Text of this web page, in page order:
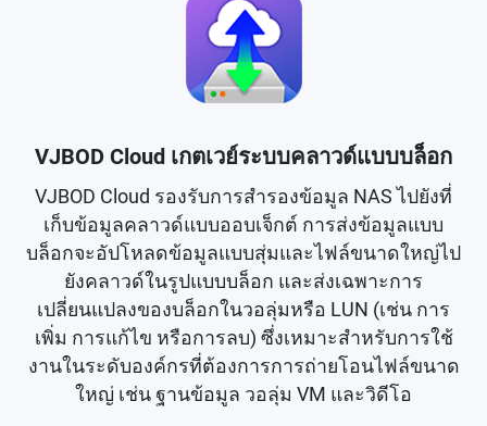
VJBOD Cloud เกตเวย์ระบบคลาวด์แบบบล็อก
VJBOD Cloud รองรับการสำรองข้อมูล NAS ไปยังที่
เก็บข้อมูลคลาวด์แบบออบเจ็กต์ การส่งข้อมูลแบบ
บล็อกจะอัปโหลดข้อมูลแบบสุ่มและไฟล์ขนาดใหญ่ไป
ยังคลาวด์ในรูปแบบบล็อก และส่งเฉพาะการ
เปลี่ยนแปลงของบล็อกในวอลุ่มหรือ LUN (เช่น การ
เพิ่ม การแก้ไข หรือการลบ) ซึ่งเหมาะสำหรับการใช้
งานในระดับองค์กรที่ต้องการการถ่ายโอนไฟล์ขนาด
ใหญ่ เช่น ฐานข้อมูล วอลุ่ม VM และวิดีโอ